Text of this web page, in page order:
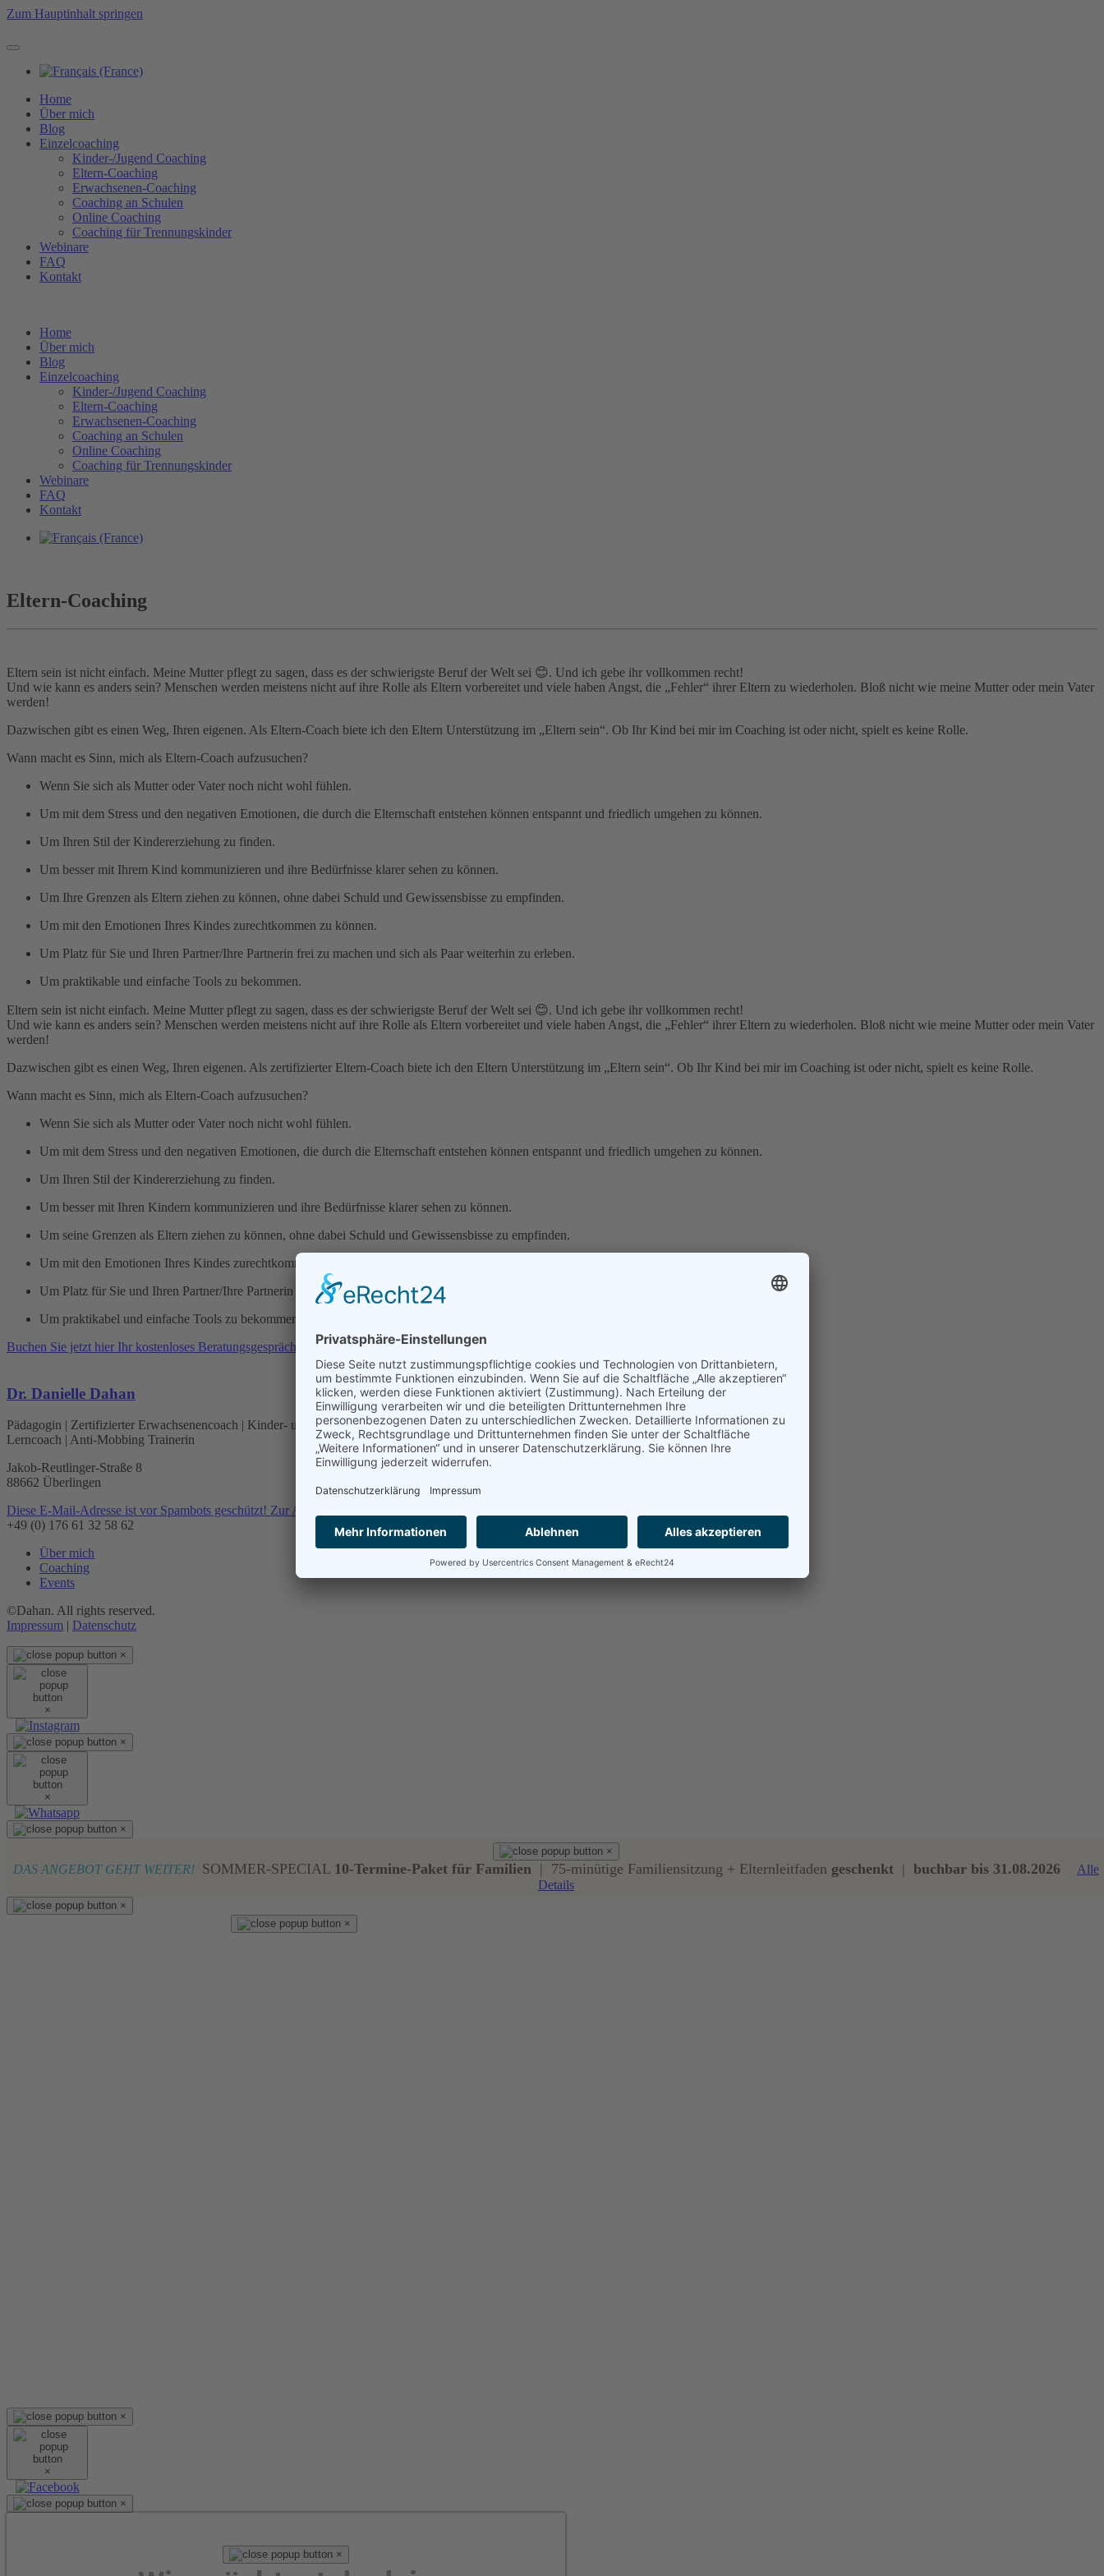
Zum Hauptinhalt springen
Home
Über mich
Blog
Einzelcoaching
Kinder-/Jugend Coaching
Eltern-Coaching
Erwachsenen-Coaching
Coaching an Schulen
Online Coaching
Coaching für Trennungskinder
Webinare
FAQ
Kontakt
Home
Über mich
Blog
Einzelcoaching
Kinder-/Jugend Coaching
Eltern-Coaching
Erwachsenen-Coaching
Coaching an Schulen
Online Coaching
Coaching für Trennungskinder
Webinare
FAQ
Kontakt
Eltern-Coaching
Eltern sein ist nicht einfach. Meine Mutter pflegt zu sagen, dass es der schwierigste Beruf der Welt sei 😊. Und ich gebe ihr vollkommen recht!
Und wie kann es anders sein? Menschen werden meistens nicht auf ihre Rolle als Eltern vorbereitet und viele haben Angst, die „Fehler“ ihrer Eltern zu wiederholen. Bloß nicht wie meine Mutter oder mein Vater
werden!
Dazwischen gibt es einen Weg, Ihren eigenen. Als Eltern-Coach biete ich den Eltern Unterstützung im „Eltern sein“. Ob Ihr Kind bei mir im Coaching ist oder nicht, spielt es keine Rolle.
Wann macht es Sinn, mich als Eltern-Coach aufzusuchen?
Wenn Sie sich als Mutter oder Vater noch nicht wohl fühlen.
Um mit dem Stress und den negativen Emotionen, die durch die Elternschaft entstehen können entspannt und friedlich umgehen zu können.
Um Ihren Stil der Kindererziehung zu finden.
Um besser mit Ihrem Kind kommunizieren und ihre Bedürfnisse klarer sehen zu können.
Um Ihre Grenzen als Eltern ziehen zu können, ohne dabei Schuld und Gewissensbisse zu empfinden.
Um mit den Emotionen Ihres Kindes zurechtkommen zu können.
Um Platz für Sie und Ihren Partner/Ihre Partnerin frei zu machen und sich als Paar weiterhin zu erleben.
Um praktikable und einfache Tools zu bekommen.
Eltern sein ist nicht einfach. Meine Mutter pflegt zu sagen, dass es der schwierigste Beruf der Welt sei 😊. Und ich gebe ihr vollkommen recht!
Und wie kann es anders sein? Menschen werden meistens nicht auf ihre Rolle als Eltern vorbereitet und viele haben Angst, die „Fehler“ ihrer Eltern zu wiederholen. Bloß nicht wie meine Mutter oder mein Vater
werden!
Dazwischen gibt es einen Weg, Ihren eigenen. Als zertifizierter Eltern-Coach biete ich den Eltern Unterstützung im „Eltern sein“. Ob Ihr Kind bei mir im Coaching ist oder nicht, spielt es keine Rolle.
Wann macht es Sinn, mich als Eltern-Coach aufzusuchen?
Wenn Sie sich als Mutter oder Vater noch nicht wohl fühlen.
Um mit dem Stress und den negativen Emotionen, die durch die Elternschaft entstehen können entspannt und friedlich umgehen zu können.
Um Ihren Stil der Kindererziehung zu finden.
Um besser mit Ihren Kindern kommunizieren und ihre Bedürfnisse klarer sehen zu können.
Um seine Grenzen als Eltern ziehen zu können, ohne dabei Schuld und Gewissensbisse zu empfinden.
Um mit den Emotionen Ihres Kindes zurechtkommen zu können.
Um Platz für Sie und Ihren Partner/Ihre Partnerin frei zu machen und sich als Paar weiterhin zu erleben.
Um praktikabel und einfache Tools zu bekommen.
Buchen Sie jetzt hier Ihr kostenloses Beratungsgespräch!
Dr. Danielle Dahan
Pädagogin | Zertifizierter Erwachsenencoach | Kinder- und Jugendcoach
Lerncoach | Anti-Mobbing Trainerin
Jakob-Reutlinger-Straße 8
88662 Überlingen
Diese E-Mail-Adresse ist vor Spambots geschützt! Zur Anzeige muss JavaScript eingeschaltet sein.
+49 (0) 176 61 32 58 62
Über mich
Coaching
Events
©Dahan. All rights reserved.
Impressum | Datenschutz
×
×
×
×
×
×
DAS ANGEBOT GEHT WEITER! SOMMER-SPECIAL 10-Termine-Paket für Familien | 75-minütige Familiensitzung + Elternleitfaden geschenkt | buchbar bis 31.08.2026
Alle
Details
×
×
×
×
×
×